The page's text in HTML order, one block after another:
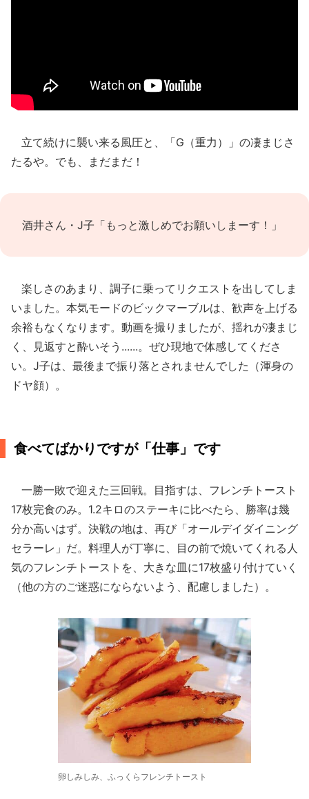
立て続けに襲い来る風圧と、「G（重力）」の凄まじさ
たるや。でも、まだまだ！
酒井さん・J子「もっと激しめでお願いしまーす！」
楽しさのあまり、調子に乗ってリクエストを出してしま
いました。本気モードのビックマーブルは、歓声を上げる
余裕もなくなります。動画を撮りましたが、揺れが凄まじ
く、見返すと酔いそう......。ぜひ現地で体感してくださ
い。J子は、最後まで振り落とされませんでした（渾身の
ドヤ顔）。
食べてばかりですが「仕事」です
一勝一敗で迎えた三回戦。目指すは、フレンチトースト
17枚完食のみ。1.2キロのステーキに比べたら、勝率は幾
分か高いはず。決戦の地は、再び「オールデイダイニング
セラーレ」だ。料理人が丁寧に、目の前で焼いてくれる人
気のフレンチトーストを、大きな皿に17枚盛り付けていく
（他の方のご迷惑にならないよう、配慮しました）。
卵しみしみ、ふっくらフレンチトースト